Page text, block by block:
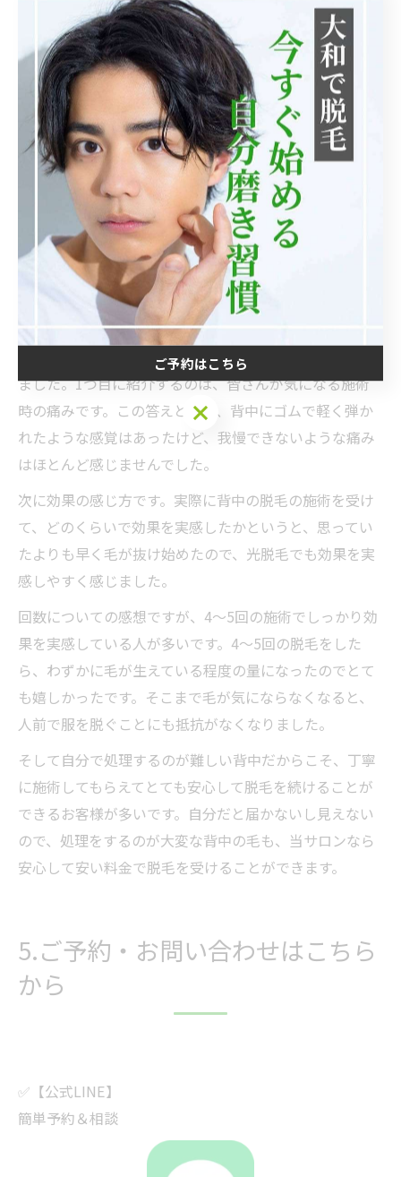
4.背中の脱毛をした人の感想
実際に当サロンで背中の脱毛をした人の声をまとめてみ
ました。1つ目に紹介するのは、皆さんが気になる施術
時の痛みです。この答えとして、背中にゴムで軽く弾か
れたような感覚はあったけど、我慢できないような痛み
はほとんど感じませんでした。
次に効果の感じ方です。実際に背中の脱毛の施術を受け
て、どのくらいで効果を実感したかというと、思ってい
たよりも早く毛が抜け始めたので、光脱毛でも効果を実
感しやすく感じました。
回数についての感想ですが、4～5回の施術でしっかり効
果を実感している人が多いです。4〜5回の脱毛をした
ら、わずかに毛が生えている程度の量になったのでとて
も嬉しかったです。そこまで毛が気にならなくなると、
人前で服を脱ぐことにも抵抗がなくなりました。
そして自分で処理するのが難しい背中だからこそ、丁寧
に施術してもらえてとても安心して脱毛を続けることが
できるお客様が多いです。自分だと届かないし見えない
ので、処理をするのが大変な背中の毛も、当サロンなら
安心して安い料金で脱毛を受けることができます。
5.ご予約・お問い合わせはこちら
から
✅【公式LINE】
簡単予約＆相談
ご予約はこちら
ご予約はこちら